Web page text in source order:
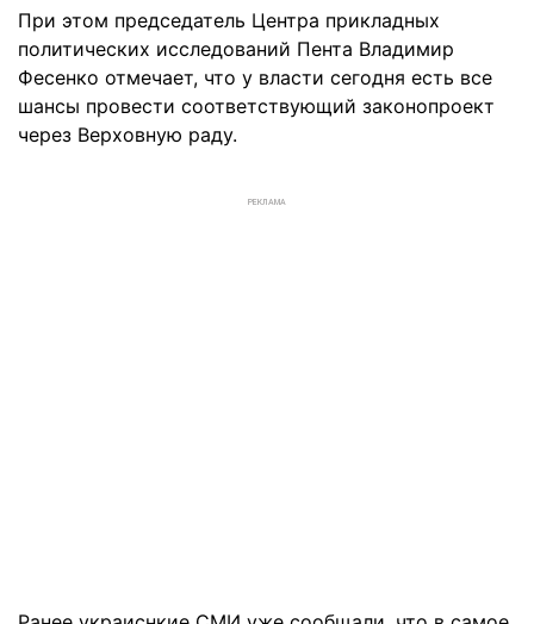
При этом председатель Центра прикладных
политических исследований Пента Владимир
Фесенко отмечает, что у власти сегодня есть все
шансы провести соответствующий законопроект
через Верховную раду.
РЕКЛАМА